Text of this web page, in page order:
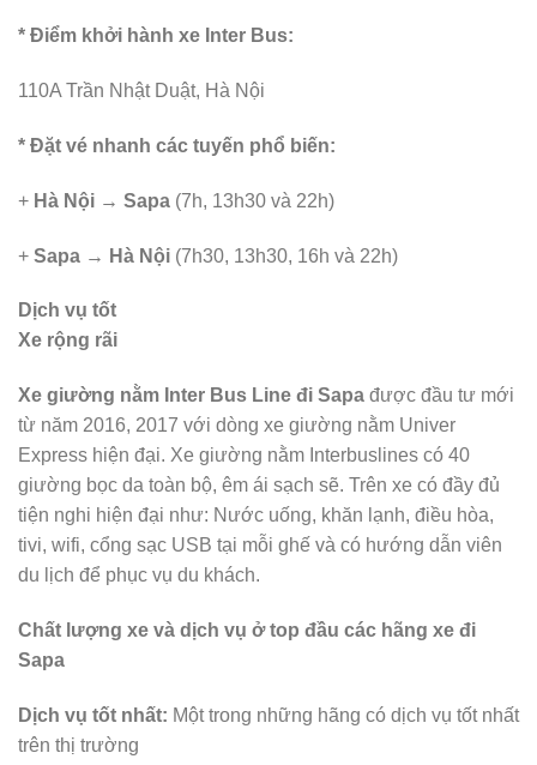
* Điểm khởi hành xe Inter Bus:
110A Trần Nhật Duật, Hà Nội
* Đặt vé nhanh các tuyến phổ biến:
+ Hà Nội → Sapa (7h, 13h30 và 22h)
+ Sapa → Hà Nội (7h30, 13h30, 16h và 22h)
Dịch vụ tốt
Xe rộng rãi
Xe giường nằm Inter Bus Line đi Sapa được đầu tư mới
từ năm 2016, 2017 với dòng xe giường nằm Univer
Express hiện đại. Xe giường nằm Interbuslines có 40
giường bọc da toàn bộ, êm ái sạch sẽ. Trên xe có đầy đủ
tiện nghi hiện đại như: Nước uống, khăn lạnh, điều hòa,
tivi, wifi, cổng sạc USB tại mỗi ghế và có hướng dẫn viên
du lịch để phục vụ du khách.
Chất lượng xe và dịch vụ ở top đầu các hãng xe đi
Sapa
Dịch vụ tốt nhất: Một trong những hãng có dịch vụ tốt nhất
trên thị trường